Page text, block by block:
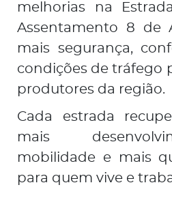
melhorias na
Assentamento 8 de
mais segurança,
condições de tráfego
produtores da região.
Cada estrada
mais
mobilidade e mais
para quem vive e